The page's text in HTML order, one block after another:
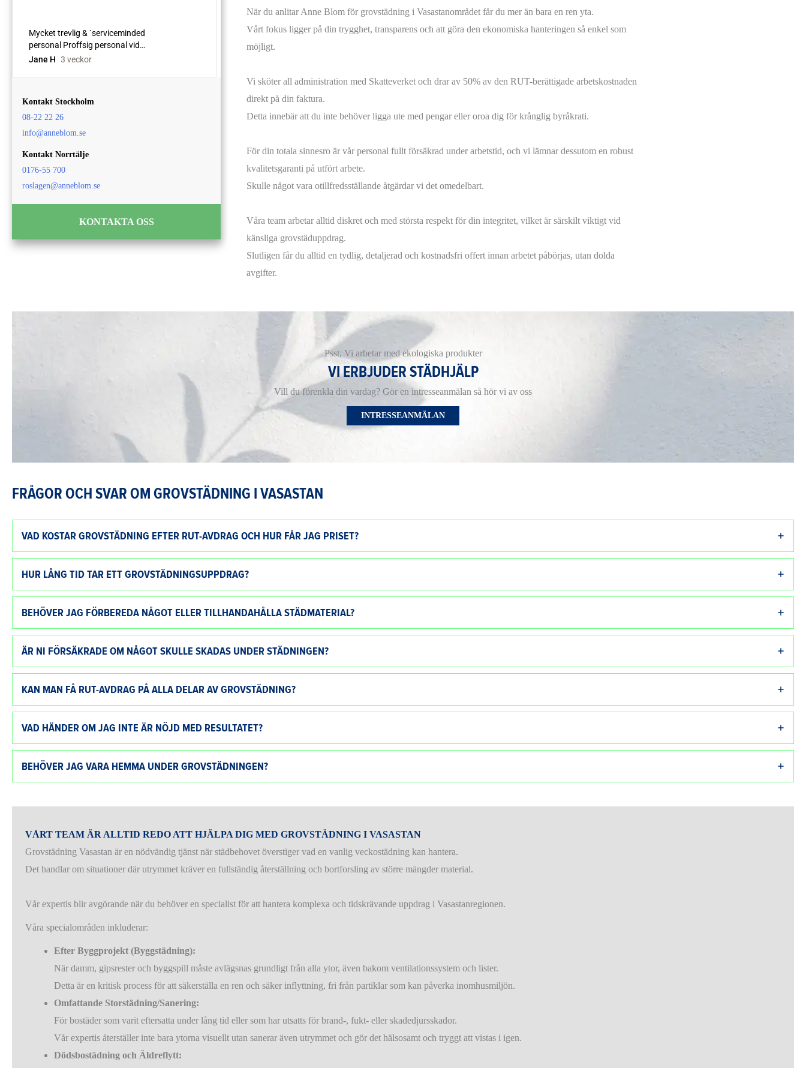
Kontakt Stockholm
08-22 22 26
info@anneblom.se
Kontakt Norrtälje
0176-55 700
roslagen@anneblom.se
KONTAKTA OSS
När du anlitar Anne Blom för grovstädning i Vasastanområdet får du mer än bara en ren yta.
Vårt fokus ligger på din trygghet, transparens och att göra den ekonomiska hanteringen så enkel som
möjligt.
Vi sköter all administration med Skatteverket och drar av 50% av den RUT-berättigade arbetskostnaden
direkt på din faktura.
Detta innebär att du inte behöver ligga ute med pengar eller oroa dig för krånglig byråkrati.
För din totala sinnesro är vår personal fullt försäkrad under arbetstid, och vi lämnar dessutom en robust
kvalitetsgaranti på utfört arbete.
Skulle något vara otillfredsställande åtgärdar vi det omedelbart.
Våra team arbetar alltid diskret och med största respekt för din integritet, vilket är särskilt viktigt vid
känsliga grovstäduppdrag.
Slutligen får du alltid en tydlig, detaljerad och kostnadsfri offert innan arbetet påbörjas, utan dolda
avgifter.
Psst, Vi arbetar med ekologiska produkter
VI ERBJUDER STÄDHJÄLP
Vill du förenkla din vardag? Gör en intresseanmälan så hör vi av oss
INTRESSEANMÄLAN
FRÅGOR OCH SVAR OM GROVSTÄDNING I VASASTAN
VAD KOSTAR GROVSTÄDNING EFTER RUT-AVDRAG OCH HUR FÅR JAG PRISET?
HUR LÅNG TID TAR ETT GROVSTÄDNINGSUPPDRAG?
BEHÖVER JAG FÖRBEREDA NÅGOT ELLER TILLHANDAHÅLLA STÄDMATERIAL?
ÄR NI FÖRSÄKRADE OM NÅGOT SKULLE SKADAS UNDER STÄDNINGEN?
KAN MAN FÅ RUT-AVDRAG PÅ ALLA DELAR AV GROVSTÄDNING?
VAD HÄNDER OM JAG INTE ÄR NÖJD MED RESULTATET?
BEHÖVER JAG VARA HEMMA UNDER GROVSTÄDNINGEN?
VÅRT TEAM ÄR ALLTID REDO ATT HJÄLPA DIG MED GROVSTÄDNING I VASASTAN
Grovstädning Vasastan är en nödvändig tjänst när städbehovet överstiger vad en vanlig veckostädning kan hantera.
Det handlar om situationer där utrymmet kräver en fullständig återställning och bortforsling av större mängder material.
Vår expertis blir avgörande när du behöver en specialist för att hantera komplexa och tidskrävande uppdrag i Vasastanregionen.
Våra specialområden inkluderar:
Efter Byggprojekt (Byggstädning):
När damm, gipsrester och byggspill måste avlägsnas grundligt från alla ytor, även bakom ventilationssystem och lister.
Detta är en kritisk process för att säkerställa en ren och säker inflyttning, fri från partiklar som kan påverka inomhusmiljön.
Omfattande Storstädning/Sanering:
För bostäder som varit eftersatta under lång tid eller som har utsatts för brand-, fukt- eller skadedjursskador.
Vår expertis återställer inte bara ytorna visuellt utan sanerar även utrymmet och gör det hälsosamt och tryggt att vistas i igen.
Dödsbostädning och Äldreflytt: